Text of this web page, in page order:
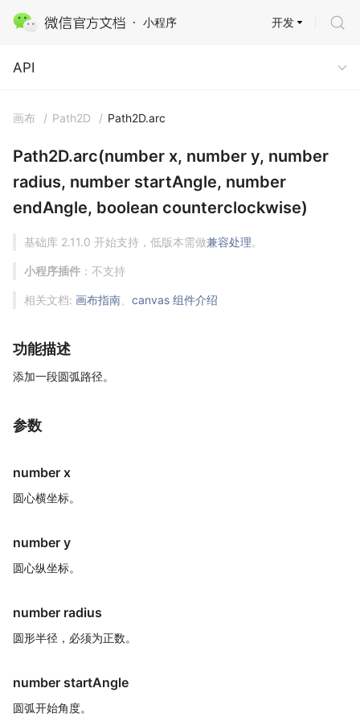
小程序
API
开发
API
画布 / Path2D / Path2D.arc
Path2D.arc(number x, number y, number
radius, number startAngle, number
endAngle, boolean counterclockwise)
基础库 2.11.0 开始支持，低版本需做兼容处理。
小程序插件 ：不支持
相关文档: 画布指南 canvas 组件介绍
功能描述
添加一段圆弧路径。
参数
number x
圆心横坐标。
number y
圆心纵坐标。
number radius
圆形半径，必须为正数。
number startAngle
圆弧开始角度。